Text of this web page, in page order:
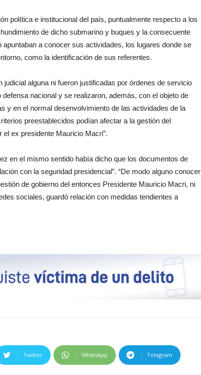
política e institucional del país, puntualmente respecto a los
de dicho submarino y buques y la consecuente
a conocer sus actividades, los lugares donde se
como la identificación de sus referentes.
alguna ni fueron justificadas por órdenes de servicio
nacional y se realizaron, además, con el objeto de
y en el normal desenvolvimiento de las actividades de la
preestablecidos podían afectar a la gestión del
ex presidente Mauricio Macri”.
en el mismo sentido había dicho que los documentos de
con la seguridad presidencial”. “De modo alguno conocer
de gobierno del entonces Presidente Mauricio Macri, ni
sociales, guardó relación con medidas tendientes a
Twitter WhatsApp Telegram